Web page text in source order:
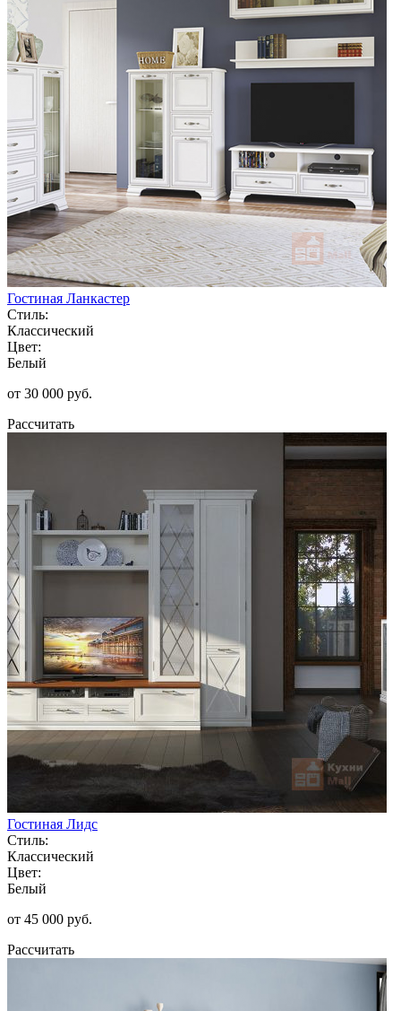
Гостиная Ланкастер
Стиль:
Классический
Цвет:
Белый
от 30 000 руб.
Рассчитать
Гостиная Лидс
Стиль:
Классический
Цвет:
Белый
от 45 000 руб.
Рассчитать